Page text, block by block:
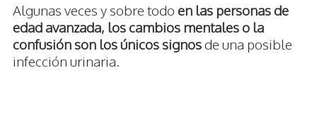
Algunas veces y sobre todo en las personas de
edad avanzada, los cambios mentales o la
confusión son los únicos signosde una posible
infección urinaria.